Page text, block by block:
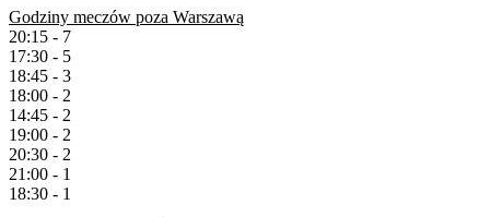
Godziny meczów poza Warszawą
20:15 - 7
17:30 - 5
18:45 - 3
18:00 - 2
14:45 - 2
19:00 - 2
20:30 - 2
21:00 - 1
18:30 - 1